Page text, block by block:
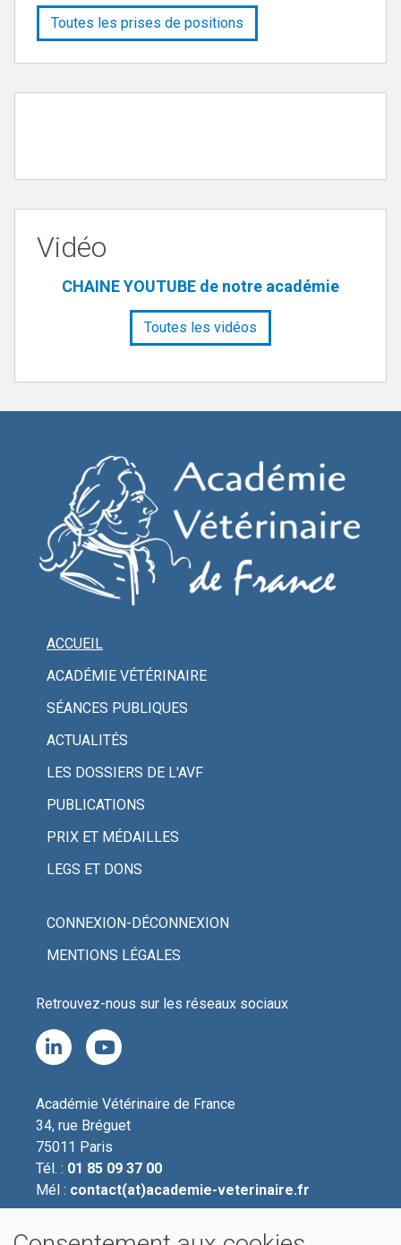
Toutes les prises de positions
Vidéo
CHAINE YOUTUBE de notre académie
Toutes les vidéos
ACCUEIL
ACADÉMIE VÉTÉRINAIRE
SÉANCES PUBLIQUES
ACTUALITÉS
LES DOSSIERS DE L'AVF
PUBLICATIONS
PRIX ET MÉDAILLES
LEGS ET DONS
CONNEXION-DÉCONNEXION
MENTIONS LÉGALES
Retrouvez-nous sur les réseaux sociaux
Académie Vétérinaire de France
34, rue Bréguet
75011 Paris
Tél. : 01 85 09 37 00
Mél : contact(at)academie-veterinaire.fr